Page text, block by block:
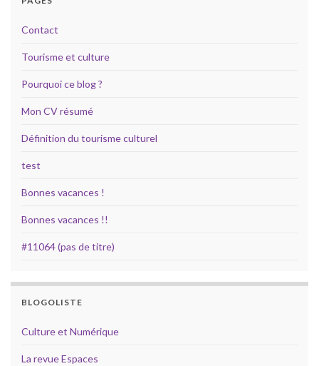
Contact
Tourisme et culture
Pourquoi ce blog ?
Mon CV résumé
Définition du tourisme culturel
test
Bonnes vacances !
Bonnes vacances !!
#11064 (pas de titre)
BLOGOLISTE
Culture et Numérique
La revue Espaces